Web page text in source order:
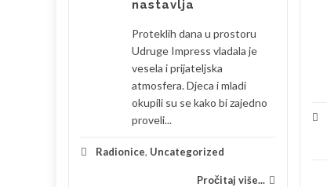
nastavlja
Proteklih dana u prostoru
Udruge Impress vladala je
vesela i prijateljska
atmosfera. Djeca i mladi
okupili su se kako bi zajedno
proveli...
Radionice, Uncategorized
Pročitaj više...